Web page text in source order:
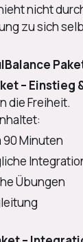
nicht
zu sich
– Einstieg
die Freiheit.
90 Minuten
Übungen